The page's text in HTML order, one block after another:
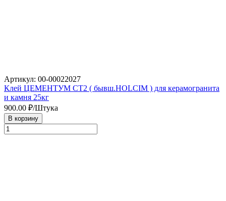
Артикул: 00-00022027
Клей ЦЕМЕНТУМ СТ2 ( бывш.HOLCIM ) для керамогранита
и камня 25кг
900.00 ₽/Штука
В корзину